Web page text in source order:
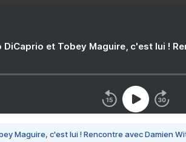
DiCaprio et Tobey Maguire, c'est lui !
Maguire, c'est lui ! Rencontre avec Damien